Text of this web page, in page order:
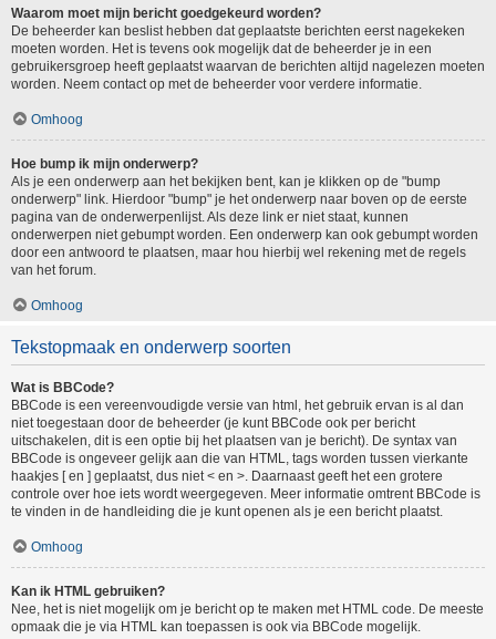
Waarom moet mijn bericht goedgekeurd worden?
De beheerder kan beslist hebben dat geplaatste berichten eerst nagekeken
moeten worden. Het is tevens ook mogelijk dat de beheerder je in een
gebruikersgroep heeft geplaatst waarvan de berichten altijd nagelezen moeten
worden. Neem contact op met de beheerder voor verdere informatie.
Omhoog
Hoe bump ik mijn onderwerp?
Als je een onderwerp aan het bekijken bent, kan je klikken op de "bump
onderwerp" link. Hierdoor "bump" je het onderwerp naar boven op de eerste
pagina van de onderwerpenlijst. Als deze link er niet staat, kunnen
onderwerpen niet gebumpt worden. Een onderwerp kan ook gebumpt worden
door een antwoord te plaatsen, maar hou hierbij wel rekening met de regels
van het forum.
Omhoog
Tekstopmaak en onderwerp soorten
Wat is BBCode?
BBCode is een vereenvoudigde versie van html, het gebruik ervan is al dan
niet toegestaan door de beheerder (je kunt BBCode ook per bericht
uitschakelen, dit is een optie bij het plaatsen van je bericht). De syntax van
BBCode is ongeveer gelijk aan die van HTML, tags worden tussen vierkante
haakjes [ en ] geplaatst, dus niet < en >. Daarnaast geeft het een grotere
controle over hoe iets wordt weergegeven. Meer informatie omtrent BBCode is
te vinden in de handleiding die je kunt openen als je een bericht plaatst.
Omhoog
Kan ik HTML gebruiken?
Nee, het is niet mogelijk om je bericht op te maken met HTML code. De meeste
opmaak die je via HTML kan toepassen is ook via BBCode mogelijk.